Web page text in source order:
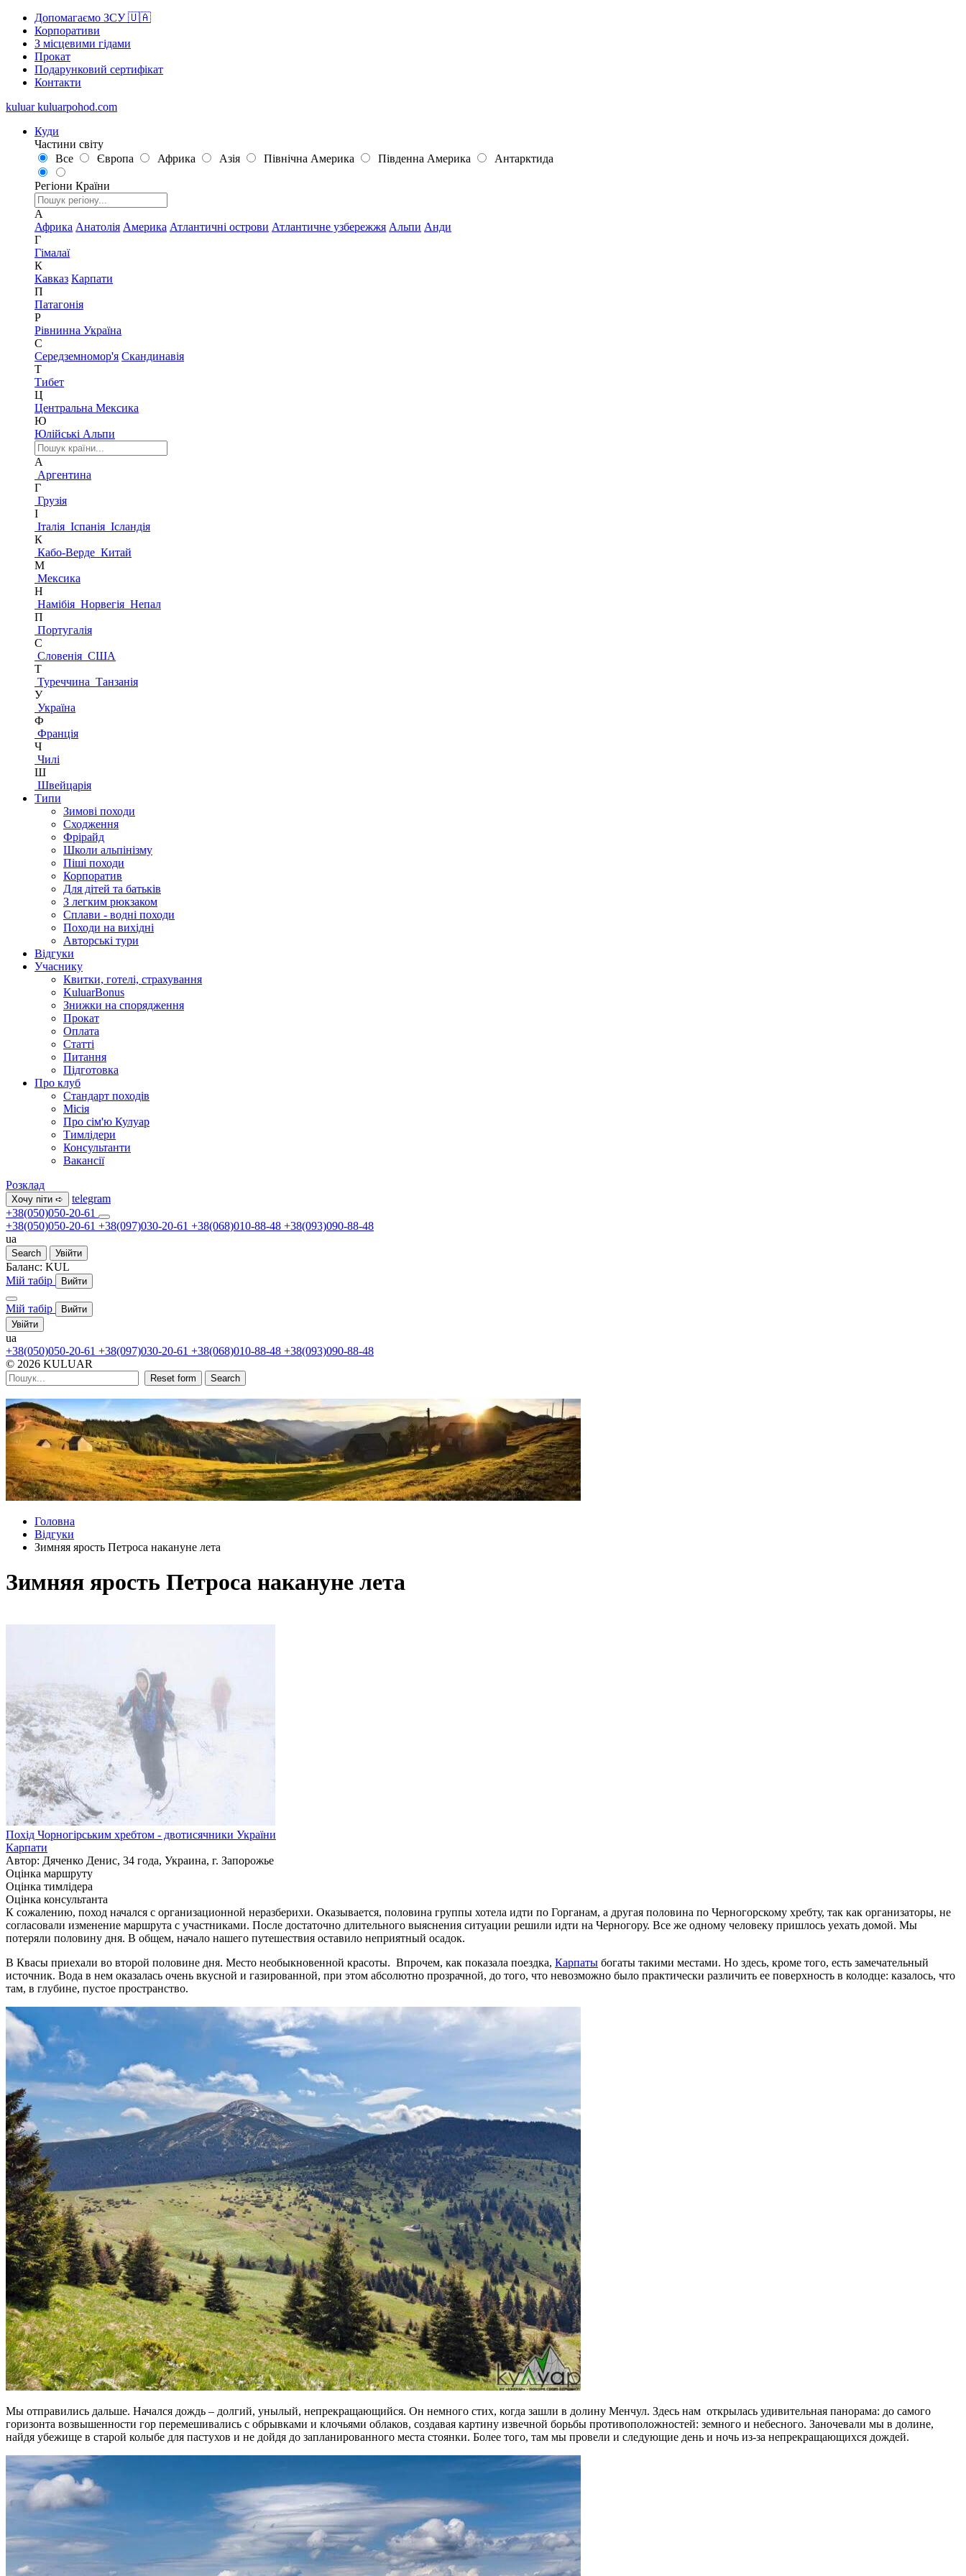
Допомагаємо ЗСУ 🇺🇦
Корпоративи
З місцевими гідами
Прокат
Подарунковий сертифікат
Контакти
kuluar kuluarpohod.com
Куди
Частини світу
Все
Європа Африка Азія Північна Америка Південна Америка Антарктида
Регіони Країни
А
Африка Анатолія Америка Атлантичні острови Атлантичне узбережжя Альпи Анди
Г
Гімалаї
К
Кавказ Карпати
П
Патагонія
Р
Рівнинна Україна
С
Середземномор'я Скандинавія
Т
Тибет
Ц
Центральна Мексика
Ю
Юлійські Альпи
А
Аргентина
Г
Грузія
І
Італія Іспанія Ісландія
К
Кабо-Верде Китай
М
Мексика
Н
Намібія Норвегія Непал
П
Португалія
С
Словенія США
Т
Туреччина Танзанія
У
Україна
Ф
Франція
Ч
Чилі
Ш
Швейцарія
Типи
Зимові походи
Сходження
Фрірайд
Школи альпінізму
Піші походи
Корпоратив
Для дітей та батьків
З легким рюкзаком
Сплави - водні походи
Походи на вихідні
Авторські тури
Відгуки
Учаснику
Квитки, готелі, страхування
KuluarBonus
Знижки на спорядження
Прокат
Оплата
Статті
Питання
Підготовка
Про клуб
Стандарт походів
Місія
Про сім'ю Кулуар
Тимлідери
Консультанти
Вакансії
Розклад
Хочу піти ➪
telegram
+38(050)050-20-61
+38(050)050-20-61 +38(097)030-20-61 +38(068)010-88-48 +38(093)090-88-48
ua
Search Увійти
Баланс: KUL
Мій табір
Вийти
Мій табір
Вийти
Увійти
ua
+38(050)050-20-61 +38(097)030-20-61 +38(068)010-88-48 +38(093)090-88-48
© 2026 KULUAR
Reset form Search
Головна
Відгуки
Зимняя ярость Петроса накануне лета
Зимняя ярость Петроса накануне лета
Похід Чорногірським хребтом - двотисячники України
Карпати
Автор: Дяченко Денис, 34 года, Украина, г. Запорожье
Оцінка маршруту
Оцінка тимлідера
Оцінка консультанта
К сожалению, поход начался с организационной неразберихи. Оказывается, половина группы хотела идти по Горганам, а другая половина по Черногорскому хребту, так как организаторы, не
согласовали изменение маршрута с участниками. После достаточно длительного выяснения ситуации решили идти на Черногору. Все же одному человеку пришлось уехать домой. Мы
потеряли половину дня. В общем, начало нашего путешествия оставило неприятный осадок.
В Квасы приехали во второй половине дня. Место необыкновенной красоты. Впрочем, как показала поездка, Карпаты богаты такими местами. Но здесь, кроме того, есть замечательный
источник. Вода в нем оказалась очень вкусной и газированной, при этом абсолютно прозрачной, до того, что невозможно было практически различить ее поверхность в колодце: казалось, что
там, в глубине, пустое пространство.
Мы отправились дальше. Начался дождь – долгий, унылый, непрекращающийся. Он немного стих, когда зашли в долину Менчул. Здесь нам открылась удивительная панорама: до самого
горизонта возвышенности гор перемешивались с обрывками и клочьями облаков, создавая картину извечной борьбы противоположностей: земного и небесного. Заночевали мы в долине,
найдя убежище в старой колыбе для пастухов и не дойдя до запланированного места стоянки. Более того, там мы провели и следующие день и ночь из-за непрекращающихся дождей.